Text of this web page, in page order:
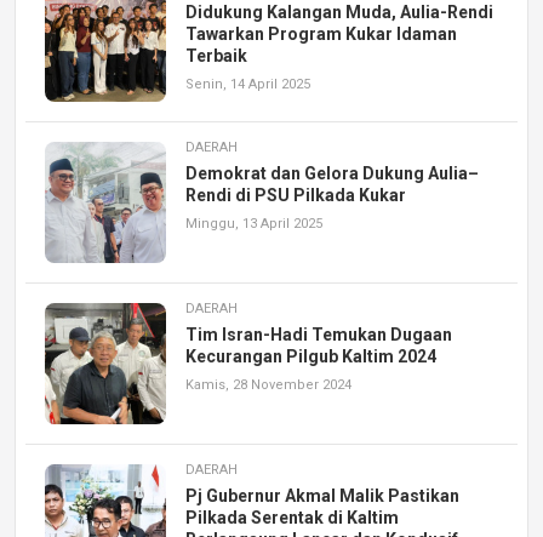
Didukung Kalangan Muda, Aulia-Rendi
Tawarkan Program Kukar Idaman
Terbaik
Senin, 14 April 2025
DAERAH
Demokrat dan Gelora Dukung Aulia–
Rendi di PSU Pilkada Kukar
Minggu, 13 April 2025
DAERAH
Tim Isran-Hadi Temukan Dugaan
Kecurangan Pilgub Kaltim 2024
Kamis, 28 November 2024
DAERAH
Pj Gubernur Akmal Malik Pastikan
Pilkada Serentak di Kaltim